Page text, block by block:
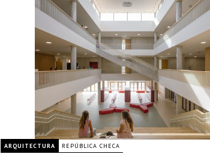
ARQUITECTURA REPÚBLICA CHECA